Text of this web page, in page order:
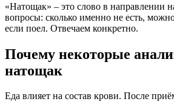
«Натощак» – это слово в направлении
вопросы: сколько именно не есть,
если поел. Отвечаем конкретно.
Почему некоторые
натощак
Еда влияет на состав крови. После